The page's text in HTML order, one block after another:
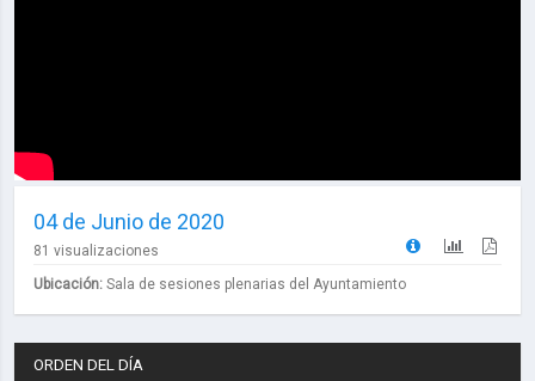
04 de Junio de 2020
81 visualizaciones
Ubicación: Sala de sesiones plenarias del Ayuntamiento
ORDEN DEL DÍA